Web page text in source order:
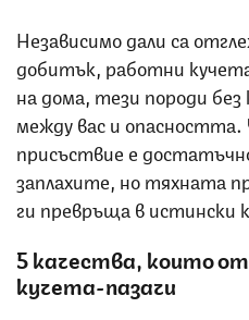
Независимо дали са
добитък, работни
на дома, тези породи
между вас и
присъствие е
заплахите, но тяхната
ги превръща в истински
5 качества, които
кучета-пазачи